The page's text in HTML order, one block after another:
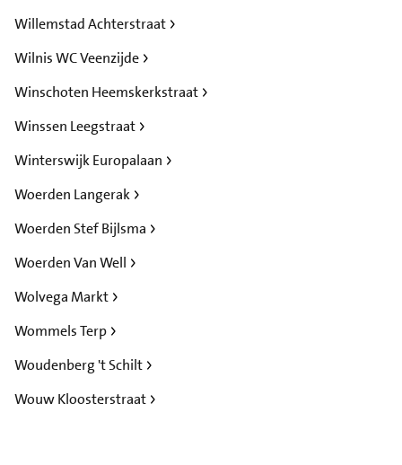
Willemstad Achterstraat
Wilnis WC Veenzijde
Winschoten Heemskerkstraat
Winssen Leegstraat
Winterswijk Europalaan
Woerden Langerak
Woerden Stef Bijlsma
Woerden Van Well
Wolvega Markt
Wommels Terp
Woudenberg 't Schilt
Wouw Kloosterstraat